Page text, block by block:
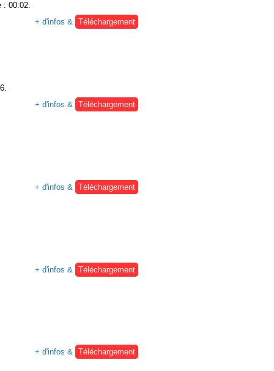
: 00:02.
+ d'infos & Téléchargement
+ d'infos &
Téléchargement
+ d'infos &
Téléchargement
+ d'infos &
Téléchargement
+ d'infos & Téléchargement